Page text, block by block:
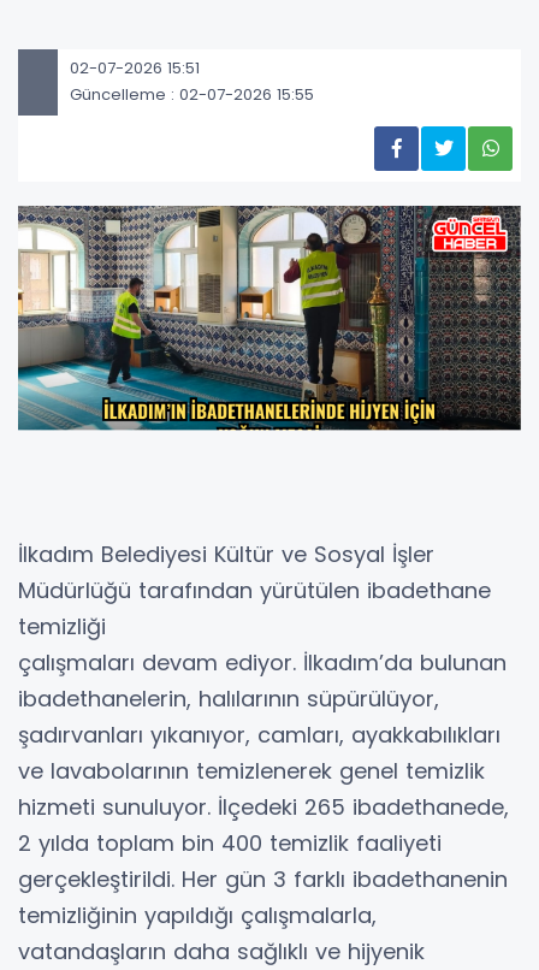
02-07-2026 15:51
Güncelleme : 02-07-2026 15:55
İlkadım Belediyesi Kültür ve Sosyal İşler
Müdürlüğü tarafından yürütülen ibadethane
temizliği
çalışmaları devam ediyor. İlkadım’da bulunan
ibadethanelerin, halılarının süpürülüyor,
şadırvanları yıkanıyor, camları, ayakkabılıkları
ve lavabolarının temizlenerek genel temizlik
hizmeti sunuluyor. İlçedeki 265 ibadethanede,
2 yılda toplam bin 400 temizlik faaliyeti
gerçekleştirildi. Her gün 3 farklı ibadethanenin
temizliğinin yapıldığı çalışmalarla,
vatandaşların daha sağlıklı ve hijyenik